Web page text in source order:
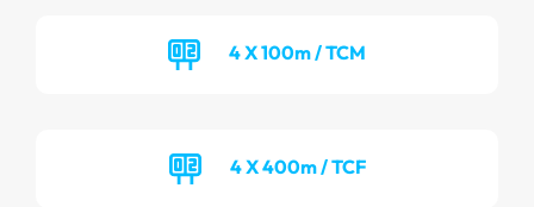
4 X 100m / TCM
4 X 400m / TCF